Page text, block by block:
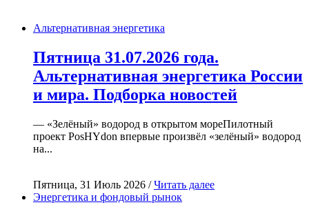
Альтернативная энергетика
Пятница 31.07.2026 года.
Альтернативная энергетика России
и мира. Подборка новостей
— «Зелёный» водород в открытом мореПилотный
проект PosHYdon впервые произвёл «зелёный» водород
на...
Пятница, 31 Июль 2026 /Читать далее
Энергетика и фондовый рынок